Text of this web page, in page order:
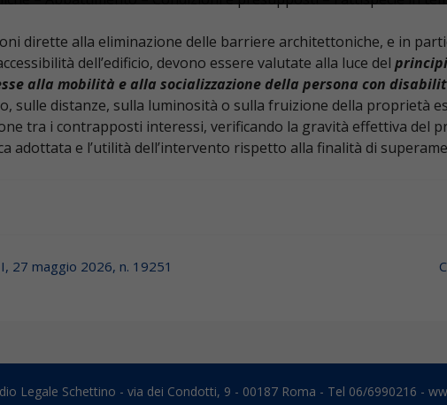
dirette alla eliminazione delle barriere architettoniche, e in
dell’edificio, devono essere valutate alla luce del
alla mobilità e alla socializzazione della persona con
sulle distanze, sulla luminosità o sulla fruizione della proprietà
tra i contrapposti interessi, verificando la gravità effettiva del
adottata e l’utilità dell’intervento rispetto alla finalità di
27 maggio 2026, n. 19251
Legale Schettino - via dei Condotti, 9 - 00187 Roma - Tel 06/6990216 -